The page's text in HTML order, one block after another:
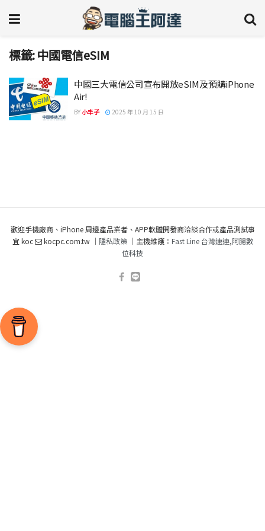
標籤:中國電信eSIM
中國三大電信公司宣布開放eSIM及預購iPhone
Air!
BY小丰子 2025 年 10 月 15 日
歡迎手機廠商、iPhone 周邊產品業者、APP軟體開發商洽談合作或產品測試事
宜 koc
kocpc.com.tw ｜ 隱私政策｜主機維護： Fast Line 台灣速連,阿腸數
位科技